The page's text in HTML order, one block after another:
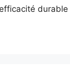
durable